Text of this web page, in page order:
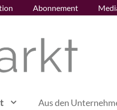
Abonnement
Aus den